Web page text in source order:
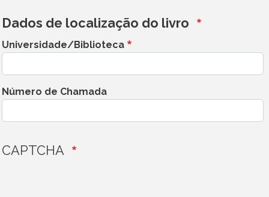
Dados de localização do livro
Universidade/Biblioteca
Número de Chamada
CAPTCHA